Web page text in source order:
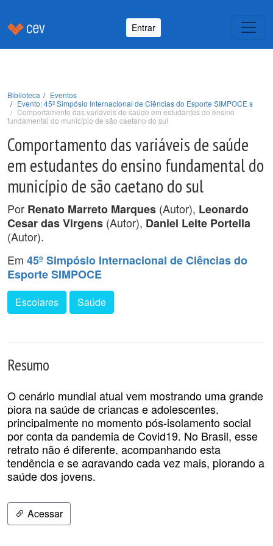
Entrar
Biblioteca
Eventos
Evento: 45º Simpósio Internacional de Ciências do Esporte SIMPOCE s
Comportamento das variáveis de saúde em estudantes do ensino
fundamental do município de são caetano do sul
Comportamento das variáveis de saúde
em estudantes do ensino fundamental do
município de são caetano do sul
Por Renato Marreto Marques (Autor), Leonardo
Cesar das Virgens (Autor), Daniel Leite Portella
(Autor).
Em 45º Simpósio Internacional de Ciências do
Esporte SIMPOCE
Escolares Saúde
Resumo
O cenário mundial atual vem mostrando uma grande
piora na saúde de crianças e adolescentes,
principalmente no momento pós-isolamento social
por conta da pandemia de Covid19. No Brasil, esse
retrato não é diferente, acompanhando esta
tendência e se agravando cada vez mais, piorando a
saúde dos jovens.
Acessar